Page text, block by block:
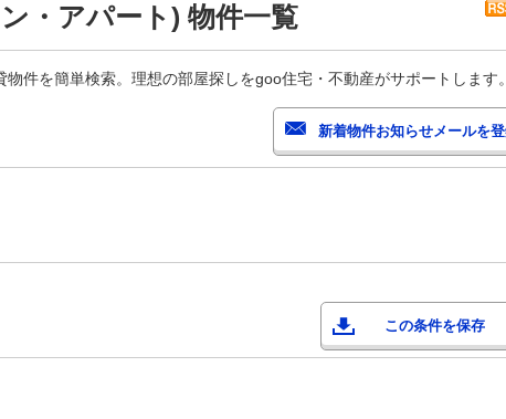
・アパート) 物件一覧
件を簡単検索。理想の部屋探しをgoo住宅・不動産がサポートします。
この条件を保存